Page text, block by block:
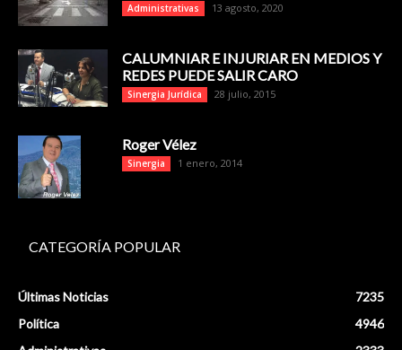
Administrativas 13 agosto, 2020
CALUMNIAR E INJURIAR EN MEDIOS Y
REDES PUEDE SALIR CARO
Sinergia Jurídica 28 julio, 2015
Roger Vélez
Sinergia 1 enero, 2014
CATEGORÍA POPULAR
Últimas Noticias
7235
Política
4946